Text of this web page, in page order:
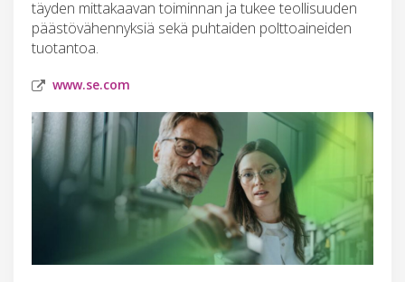
täyden mittakaavan toiminnan ja tukee teollisuuden
päästövähennyksiä sekä puhtaiden polttoaineiden
tuotantoa.
www.se.com